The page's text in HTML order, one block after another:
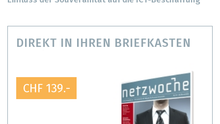
DIREKT IN IHREN BRIEFKASTEN
CHF 139.-